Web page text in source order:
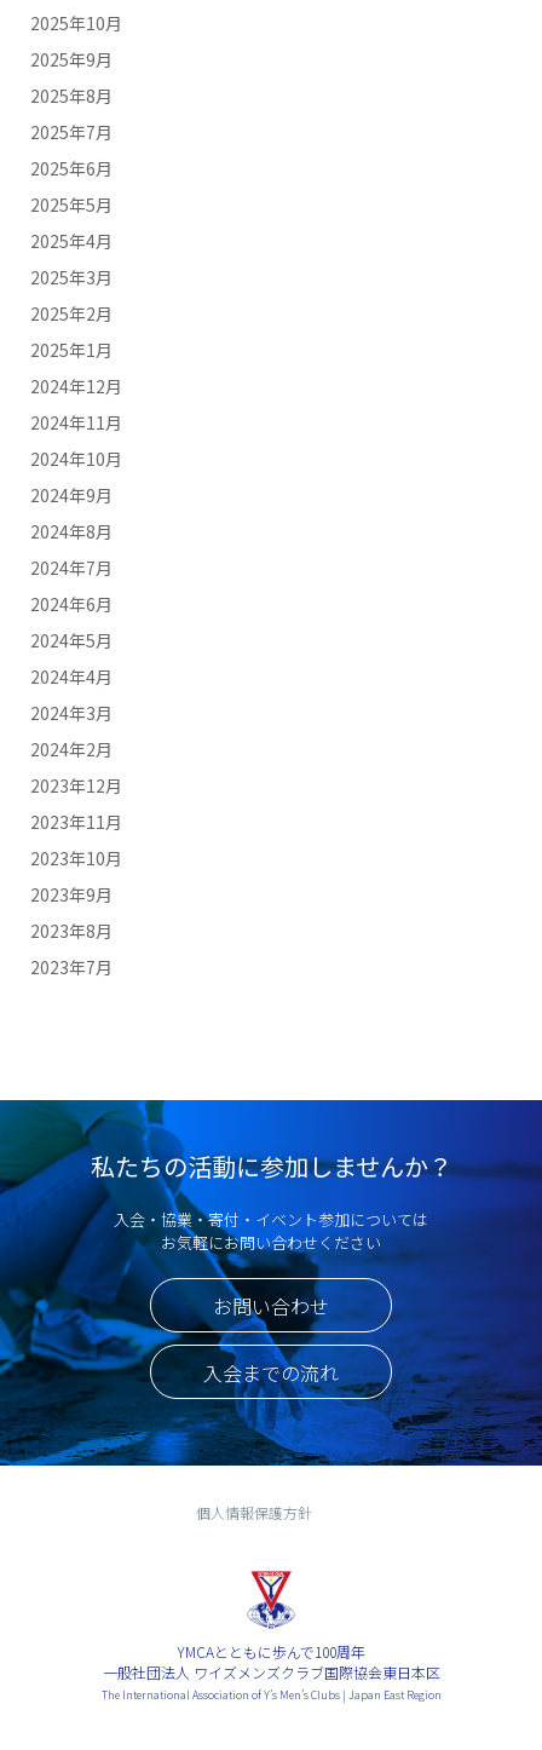
2025年10月
2025年9月
2025年8月
2025年7月
2025年6月
2025年5月
2025年4月
2025年3月
2025年2月
2025年1月
2024年12月
2024年11月
2024年10月
2024年9月
2024年8月
2024年7月
2024年6月
2024年5月
2024年4月
2024年3月
2024年2月
2023年12月
2023年11月
2023年10月
2023年9月
2023年8月
2023年7月
私たちの活動に参加しませんか？
入会・協業・寄付・イベント参加については
お気軽にお問い合わせください
お問い合わせ
入会までの流れ
個人情報保護方針
YMCAとともに歩んで100周年
一般社団法人 ワイズメンズクラブ国際協会東日本区
The International Association of Y’s Men’s Clubs | Japan East Region